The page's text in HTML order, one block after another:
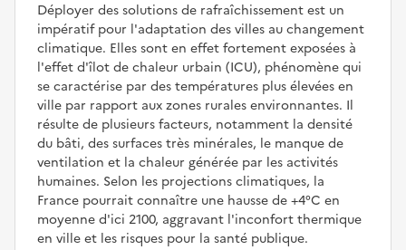
Déployer des solutions de rafraîchissement est un
impératif pour l'adaptation des villes au changement
climatique. Elles sont en effet fortement exposées à
l'effet d'îlot de chaleur urbain (ICU), phénomène qui
se caractérise par des températures plus élevées en
ville par rapport aux zones rurales environnantes. Il
résulte de plusieurs facteurs, notamment la densité
du bâti, des surfaces très minérales, le manque de
ventilation et la chaleur générée par les activités
humaines. Selon les projections climatiques, la
France pourrait connaître une hausse de +4°C en
moyenne d'ici 2100, aggravant l'inconfort thermique
en ville et les risques pour la santé publique.